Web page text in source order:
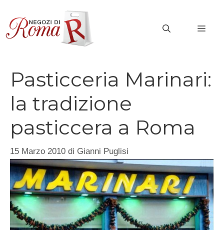
contenuto
Pasticceria Marinari:
la tradizione
pasticcera a Roma
15 Marzo 2010 di Gianni Puglisi